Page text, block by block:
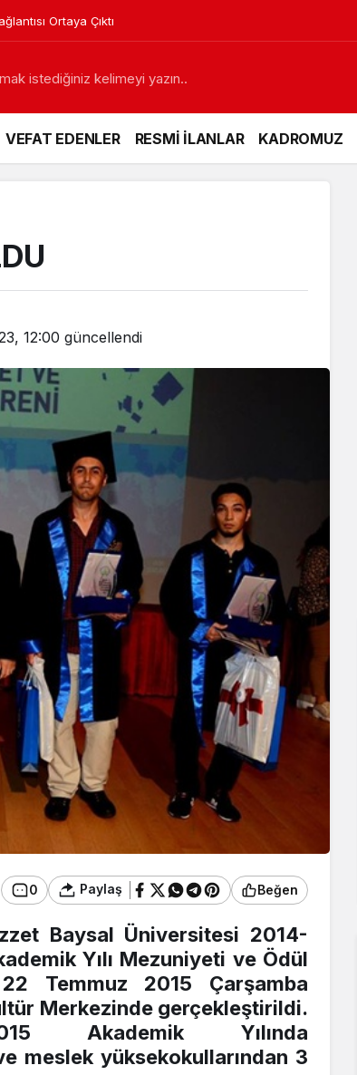
Ortaya Çıktı
VEFAT EDENLER RESMİ İLANLAR KADROMUZ
12:00 güncellendi
0 Paylaş Beğen
Baysal Üniversitesi 2014-
Yılı Mezuniyeti ve Ödül
Temmuz 2015 Çarşamba
Merkezinde gerçekleştirildi.
Akademik Yılında
meslek yüksekokullarından 3
Güncel
Gerede’de Görev Yapan
Banka Müdürü Hakkında
Yeni Karar